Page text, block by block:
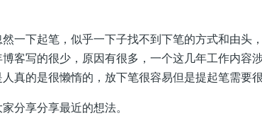
一下起笔，似乎一下子找不到下笔的方式和由头
客写的很少，原因有很多，一个这几年工作内容
真的是很懒惰的，放下笔很容易但是提起笔需要
分享分享最近的想法。